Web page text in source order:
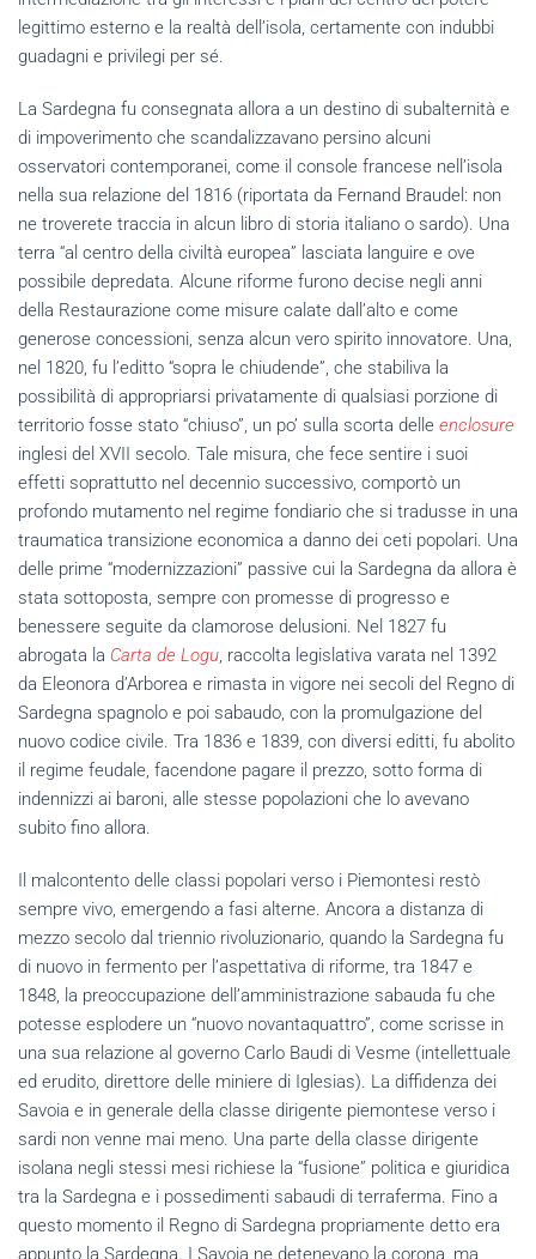
legittimo esterno e la realtà dell’isola, certamente con indubbi
guadagni e privilegi per sé.
La Sardegna fu consegnata allora a un destino di subalternità e
di impoverimento che scandalizzavano persino alcuni
osservatori contemporanei, come il console francese nell’isola
nella sua relazione del 1816 (riportata da Fernand Braudel: non
ne troverete traccia in alcun libro di storia italiano o sardo). Una
terra “al centro della civiltà europea” lasciata languire e ove
possibile depredata. Alcune riforme furono decise negli anni
della Restaurazione come misure calate dall’alto e come
generose concessioni, senza alcun vero spirito innovatore. Una,
nel 1820, fu l’editto “sopra le chiudende”, che stabiliva la
possibilità di appropriarsi privatamente di qualsiasi porzione di
territorio fosse stato “chiuso”, un po’ sulla scorta delle enclosure
inglesi del XVII secolo. Tale misura, che fece sentire i suoi
effetti soprattutto nel decennio successivo, comportò un
profondo mutamento nel regime fondiario che si tradusse in una
traumatica transizione economica a danno dei ceti popolari. Una
delle prime “modernizzazioni” passive cui la Sardegna da allora è
stata sottoposta, sempre con promesse di progresso e
benessere seguite da clamorose delusioni. Nel 1827 fu
abrogata la Carta de Logu, raccolta legislativa varata nel 1392
da Eleonora d’Arborea e rimasta in vigore nei secoli del Regno di
Sardegna spagnolo e poi sabaudo, con la promulgazione del
nuovo codice civile. Tra 1836 e 1839, con diversi editti, fu abolito
il regime feudale, facendone pagare il prezzo, sotto forma di
indennizzi ai baroni, alle stesse popolazioni che lo avevano
subito fino allora.
Il malcontento delle classi popolari verso i Piemontesi restò
sempre vivo, emergendo a fasi alterne. Ancora a distanza di
mezzo secolo dal triennio rivoluzionario, quando la Sardegna fu
di nuovo in fermento per l’aspettativa di riforme, tra 1847 e
1848, la preoccupazione dell’amministrazione sabauda fu che
potesse esplodere un “nuovo novantaquattro”, come scrisse in
una sua relazione al governo Carlo Baudi di Vesme (intellettuale
ed erudito, direttore delle miniere di Iglesias). La diffidenza dei
Savoia e in generale della classe dirigente piemontese verso i
sardi non venne mai meno. Una parte della classe dirigente
isolana negli stessi mesi richiese la “fusione” politica e giuridica
tra la Sardegna e i possedimenti sabaudi di terraferma. Fino a
questo momento il Regno di Sardegna propriamente detto era
appunto la Sardegna. I Savoia ne detenevano la corona, ma